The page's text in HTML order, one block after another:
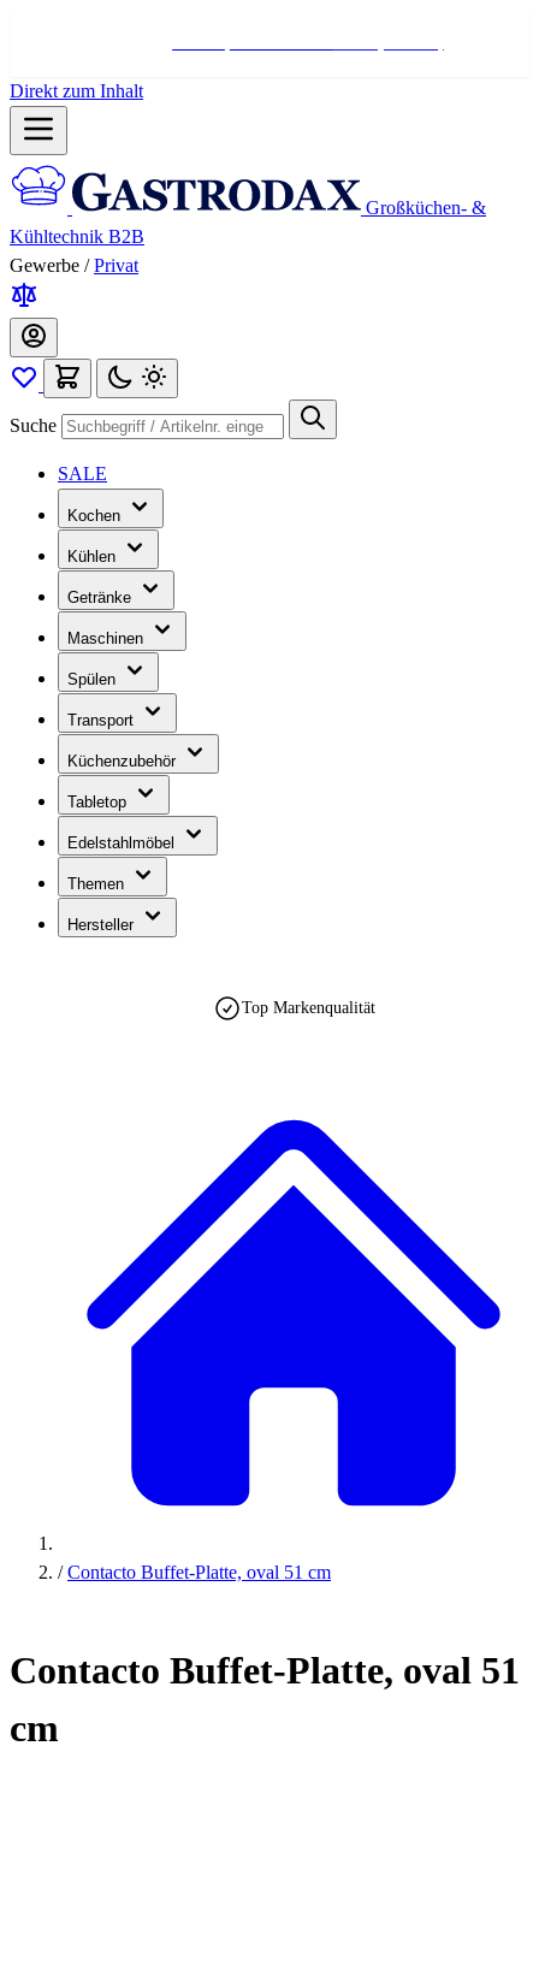
Direkt zum Inhalt
Großküchen- &
Kühltechnik B2B
Gewerbe / Privat
Suche
SALE
Kochen
Kühlen
Getränke
Maschinen
Spülen
Transport
Küchenzubehör
Tabletop
Edelstahlmöbel
Themen
Hersteller
Top Markenqualität
/ Contacto Buffet-Platte, oval 51 cm
Contacto Buffet-Platte, oval 51
cm